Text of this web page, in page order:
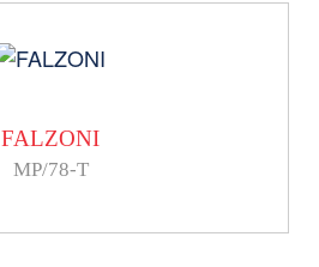
FALZONI
MP/78-T